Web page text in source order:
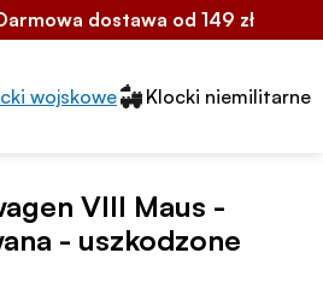
dostawa od 149 zł
segmentów2
wojskowe Klocki niemilitarne
VIII Maus -
- uszkodzone